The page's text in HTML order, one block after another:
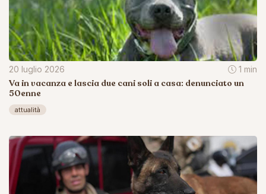
20 luglio 2026 1 min
Va in vacanza e lascia due cani soli a casa: denunciato un
50enne
attualità